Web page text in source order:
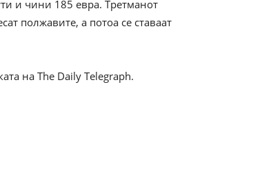
и чини 185 евра. Третманот
полжавите, а потоа се ставаат
на The Daily Telegraph.